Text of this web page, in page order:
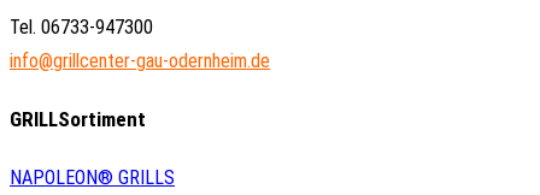
Tel. 06733-947300
info@grillcenter-gau-odernheim.de
GRILLSortiment
NAPOLEON® GRILLS